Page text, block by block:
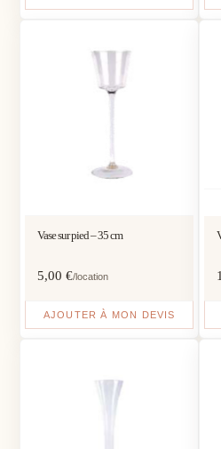
Vase sur pied – 35 cm
5,00€/location
AJOUTER À MON DEVIS